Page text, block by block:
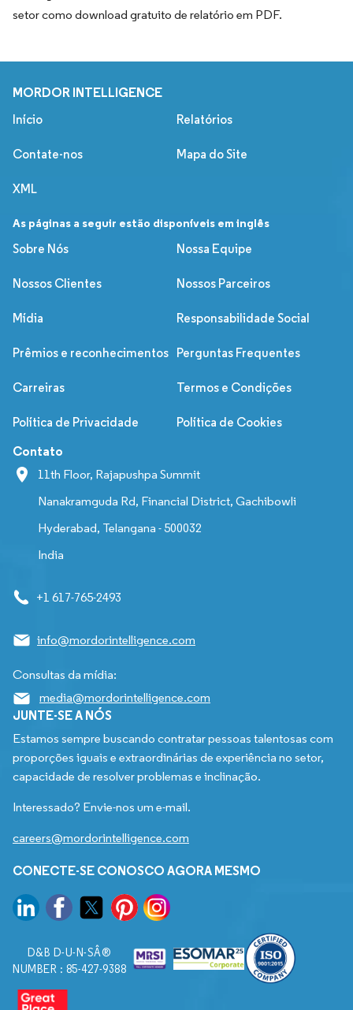
setor como download gratuito de relatório em PDF.
MORDOR INTELLIGENCE
Início Relatórios
Contate-nos Mapa do Site
XML
As páginas a seguir estão disponíveis em inglês
Sobre Nós
Nossa Equipe
Nossos Clientes Nossos Parceiros
Mídia Responsabilidade Social
Prêmios e reconhecimentos Perguntas Frequentes
Carreiras Termos e Condições
Política de Privacidade Política de Cookies
Contato
11th Floor, Rajapushpa Summit
Nanakramguda Rd, Financial District, Gachibowli
Hyderabad, Telangana - 500032
India
+1 617-765-2493
info@mordorintelligence.com
Consultas da mídia:
media@mordorintelligence.com
JUNTE-SE A NÓS
Estamos sempre buscando contratar pessoas talentosas com
proporções iguais e extraordinárias de experiência no setor,
capacidade de resolver problemas e inclinação.
Interessado? Envie-nos um e-mail.
careers@mordorintelligence.com
CONECTE-SE CONOSCO AGORA MESMO
D&B D-U-N-SÂ®
NUMBER : 85-427-9388